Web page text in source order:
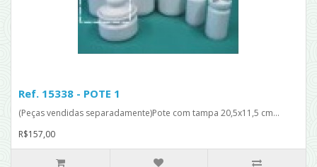
Ref. 15338 - POTE 1
(Peças vendidas separadamente)Pote com tampa 20,5x11,5 cm...
R$157,00